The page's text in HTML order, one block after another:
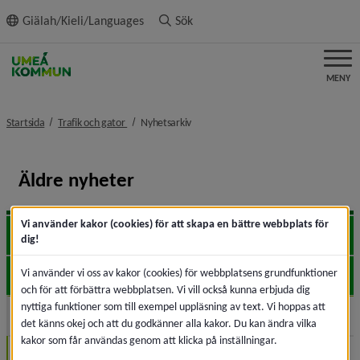
innehållet
Giälah/Kieli/Languages Sök
MENY
Startsida Trafik och gator nivå i brödsmulenavigeringen
Nyhetsarkivnivå i brödsmulenavigeringen
Äldre nyheter
2026
2025
2024
Vi använder kakor (cookies) för att skapa en bättre webbplats för
dig!
Vi använder vi oss av kakor (cookies) för webbplatsens grundfunktioner
och för att förbättra webbplatsen. Vi vill också kunna erbjuda dig
nyttiga funktioner som till exempel uppläsning av text. Vi hoppas att
det känns okej och att du godkänner alla kakor. Du kan ändra vilka
kakor som får användas genom att klicka på inställningar.